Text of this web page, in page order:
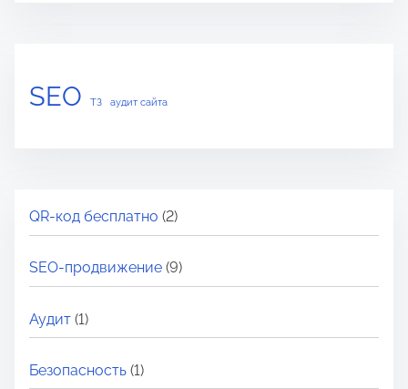
SEO ТЗ аудит сайта
QR-код бесплатно (2)
SEO-продвижение (9)
Аудит (1)
Безопасность (1)